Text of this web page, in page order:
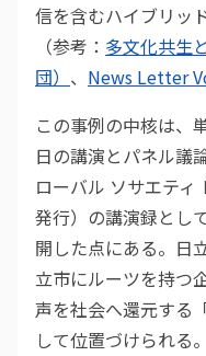
信を含むハイブリッ
（参考： 多文化共生
団） 、 News Letter
この事例の中核は、
日の講演とパネル議
ローバル ソサエティ
発行）の講演録とし
開した点にある。日
立市にルーツを持つ
声を社会へ還元する
して位置づけられる